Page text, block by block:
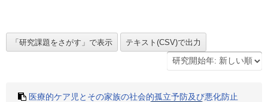
医療的ケア児とその家族の社会的孤立予防及び悪化防止